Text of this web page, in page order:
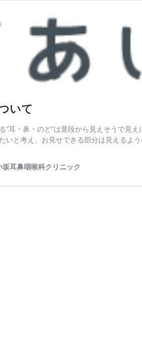
いて
“耳・鼻・のど”は普段から見えそうで見
いと考え、お見せできる部分は見えるよ
耳鼻咽喉科クリニック